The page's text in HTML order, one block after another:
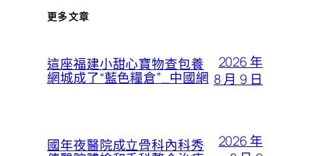
更多文章
這座福建小甜心寶物查包養
網城成了“藍色糧倉”_中國網
2026 年
8 月 9 日
國年夜醫院成立骨科內科秀
2026 年